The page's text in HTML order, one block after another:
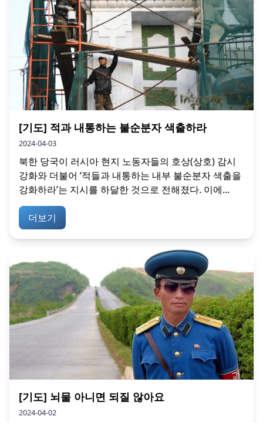
[기도] 적과 내통하는 불순분자 색출하라
2024-04-03
북한 당국이 러시아 현지 노동자들의 호상(상호) 감시
강화와 더불어 ‘적들과 내통하는 내부 불순분자 색출을
강화하라’는 지시를 하달한 것으로 전해졌다. 이에...
더보기
[기도] 뇌물 아니면 되질 않아요
2024-04-02